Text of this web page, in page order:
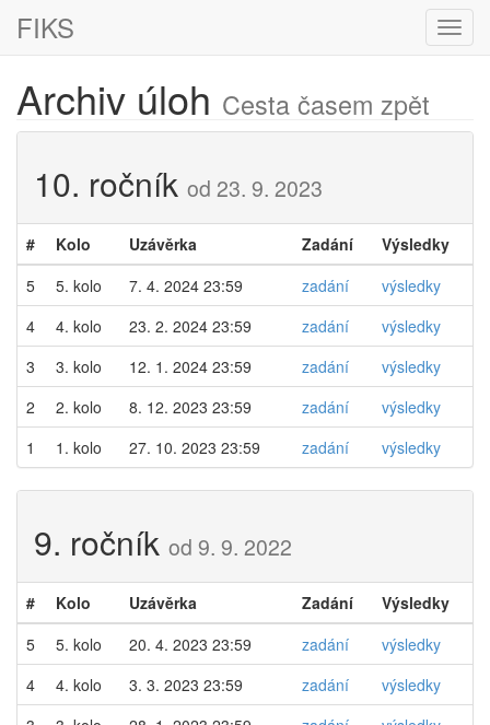
FIKS
Archiv úloh Cesta časem zpět
10. ročník od 23. 9. 2023
# Kolo Uzávěrka Zadání
Výsledky
5
5. kolo 7. 4. 2024 23:59 zadání
výsledky
4
4. kolo 23. 2. 2024 23:59 zadání
výsledky
3
3. kolo 12. 1. 2024 23:59 zadání
výsledky
2
2. kolo 8. 12. 2023 23:59 zadání
výsledky
1
1. kolo 27. 10. 2023 23:59 zadání výsledky
9. ročník od 9. 9. 2022
# Kolo Uzávěrka Zadání
Výsledky
5
5. kolo 20. 4. 2023 23:59 zadání
výsledky
4
4. kolo 3. 3. 2023 23:59 zadání
výsledky